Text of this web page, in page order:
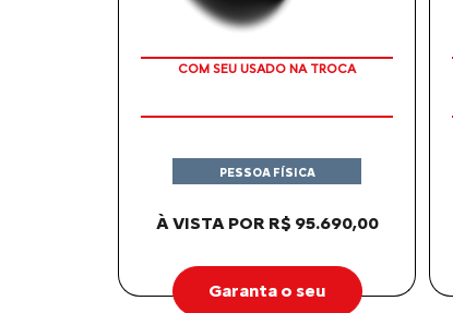
OU TAXA 0%
À VISTA POR R$ 95.690,00
PESSOA FÍSICA
Garanta o seu